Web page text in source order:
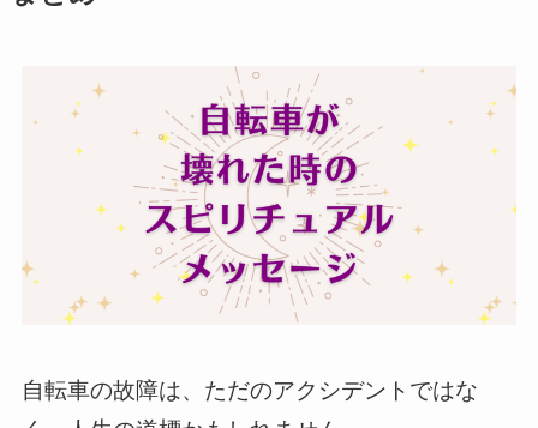
自転車の故障は、ただのアクシデントではな